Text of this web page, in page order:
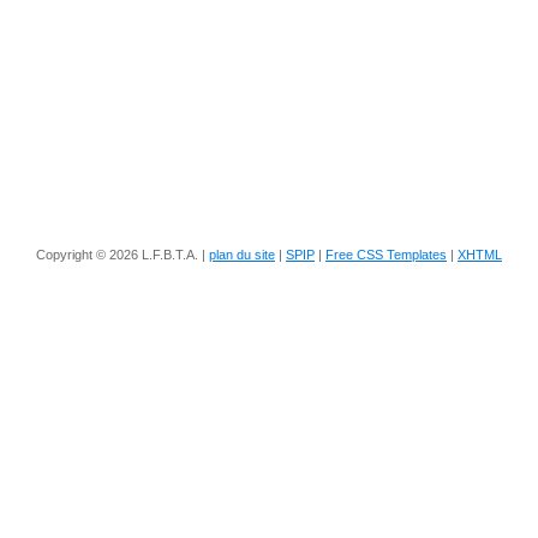
Copyright © 2026 L.F.B.T.A. | plan du site | SPIP | Free CSS Templates | XHTML